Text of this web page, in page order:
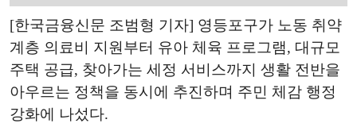
[한국금융신문 조범형 기자] 영등포구가 노동 취약
계층 의료비 지원부터 유아 체육 프로그램, 대규모
주택 공급, 찾아가는 세정 서비스까지 생활 전반을
아우르는 정책을 동시에 추진하며 주민 체감 행정
강화에 나섰다.